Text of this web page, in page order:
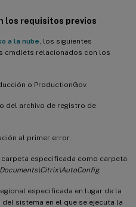
los requisitos previos
a la nube , los siguientes
cmdlets relacionados con los
o ProductionGov.
del archivo de registro de
al primer error.
carpeta especificada como carpeta
.
especificada en lugar de la
sistema en el que se ejecuta la